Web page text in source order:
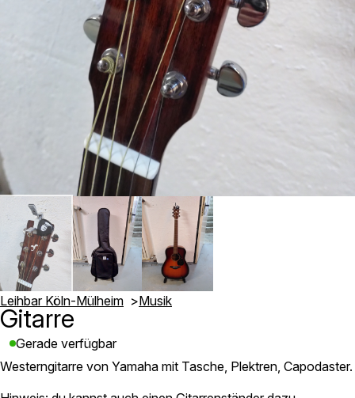
Leihbar Köln-Mülheim Musik
Gitarre
Gerade verfügbar
Westerngitarre von Yamaha mit Tasche, Plektren, Capodaster.